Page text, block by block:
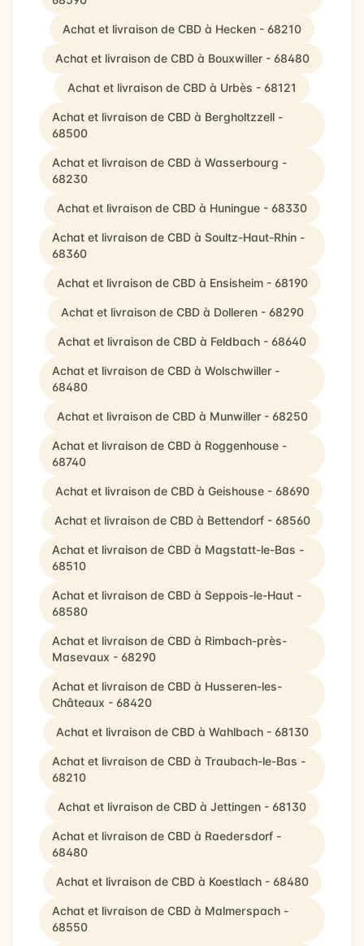
Achat et livraison de CBD à Hecken - 68210
Achat et livraison de CBD à Bouxwiller - 68480
Achat et livraison de CBD à Urbès - 68121
Achat et livraison de CBD à Bergholtzzell -
68500
Achat et livraison de CBD à Wasserbourg -
68230
Achat et livraison de CBD à Huningue - 68330
Achat et livraison de CBD à Soultz-Haut-Rhin -
68360
Achat et livraison de CBD à Ensisheim - 68190
Achat et livraison de CBD à Dolleren - 68290
Achat et livraison de CBD à Feldbach - 68640
Achat et livraison de CBD à Wolschwiller -
68480
Achat et livraison de CBD à Munwiller - 68250
Achat et livraison de CBD à Roggenhouse -
68740
Achat et livraison de CBD à Geishouse - 68690
Achat et livraison de CBD à Bettendorf - 68560
Achat et livraison de CBD à Magstatt-le-Bas -
68510
Achat et livraison de CBD à Seppois-le-Haut -
68580
Achat et livraison de CBD à Rimbach-près-
Masevaux - 68290
Achat et livraison de CBD à Husseren-les-
Châteaux - 68420
Achat et livraison de CBD à Wahlbach - 68130
Achat et livraison de CBD à Traubach-le-Bas -
68210
Achat et livraison de CBD à Jettingen - 68130
Achat et livraison de CBD à Raedersdorf -
68480
Achat et livraison de CBD à Koestlach - 68480
Achat et livraison de CBD à Malmerspach -
68550